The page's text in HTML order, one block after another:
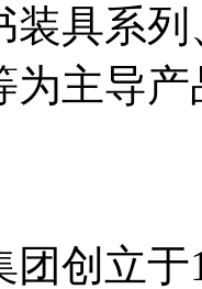
装具系
为主导
团创立